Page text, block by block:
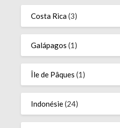
Costa Rica(3)
Galápagos (1)
Île de Pâques (1)
Indonésie(24)